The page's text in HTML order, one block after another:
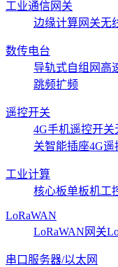
工业通信网关
边缘计算网关无
数传电台
导轨式自组网 高
跳频扩频
遥控开关
4G手机遥控开关
关智能插座4G遥
工业计算
核心板单板机工
LoRaWAN
LoRaWAN网关
串口服务器/以太网